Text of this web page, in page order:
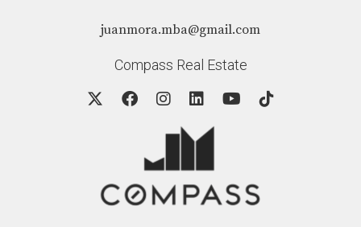
juanmora.mba@gmail.com
Compass Real Estate